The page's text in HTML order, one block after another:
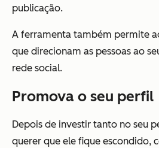
publicação.
A ferramenta também permite
que direcionam as pessoas ao
rede social.
Promova o seu perfil
Depois de investir tanto no seu
querer que ele fique escondido,